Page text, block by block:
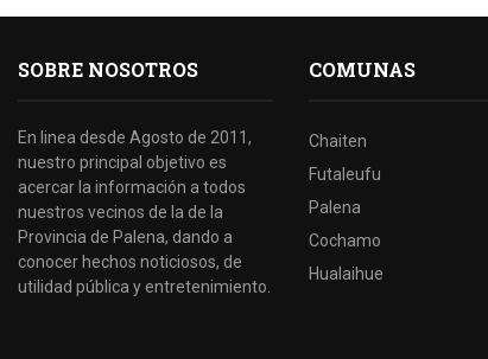
SOBRE NOSOTROS
En linea desde Agosto de 2011,
nuestro principal objetivo es
acercar la información a todos
nuestros vecinos de la de la
Provincia de Palena, dando a
conocer hechos noticiosos, de
utilidad pública y entretenimiento.
COMUNAS
Chaiten
Futaleufu
Palena
Cochamo
Hualaihue